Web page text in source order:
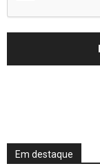
Em destaque